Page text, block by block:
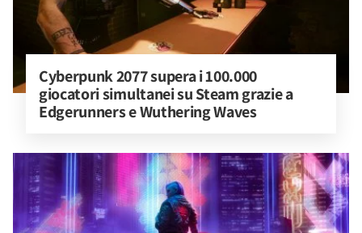
Cyberpunk 2077 supera i 100.000
giocatori simultanei su Steam grazie a
Edgerunners e Wuthering Waves